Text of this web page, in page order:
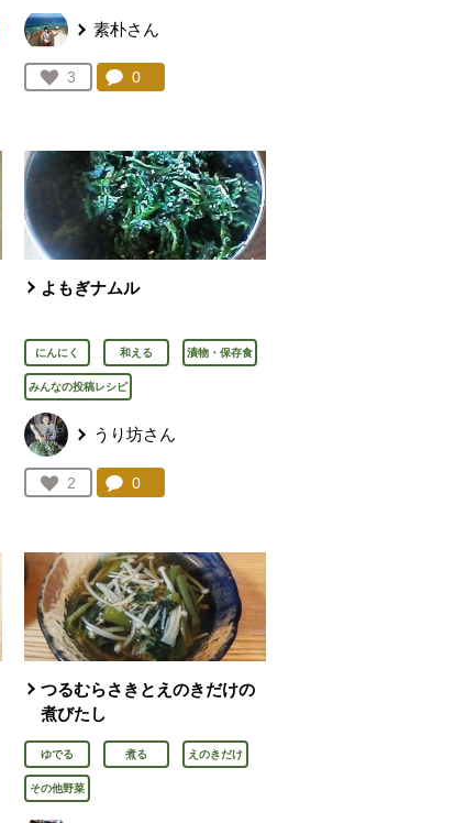
。
素朴さん
お気に入り登録：
3
人が登録
コメント：
0件。コメントを見る。
。
よもぎナムル
にんにく 和える 漬物・保存食
みんなの投稿レシピ
うり坊さん
お気に入り登録：
2
人が登録
コメント：
0件。コメントを見る。
つるむらさきとえのきだけの
煮びたし
ゆでる 煮る えのきだけ
その他野菜